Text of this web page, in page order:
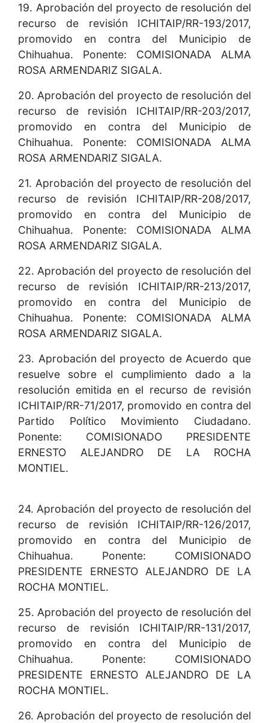
19. Aprobación del proyecto de resolución del
recurso de revisión ICHITAIP/RR-193/2017,
promovido en contra del Municipio de
Chihuahua. Ponente: COMISIONADA ALMA
ROSA ARMENDARIZ SIGALA.
20. Aprobación del proyecto de resolución del
recurso de revisión ICHITAIP/RR-203/2017,
promovido en contra del Municipio de
Chihuahua. Ponente: COMISIONADA ALMA
ROSA ARMENDARIZ SIGALA.
21. Aprobación del proyecto de resolución del
recurso de revisión ICHITAIP/RR-208/2017,
promovido en contra del Municipio de
Chihuahua. Ponente: COMISIONADA ALMA
ROSA ARMENDARIZ SIGALA.
22. Aprobación del proyecto de resolución del
recurso de revisión ICHITAIP/RR-213/2017,
promovido en contra del Municipio de
Chihuahua. Ponente: COMISIONADA ALMA
ROSA ARMENDARIZ SIGALA.
23. Aprobación del proyecto de Acuerdo que
resuelve sobre el cumplimiento dado a la
resolución emitida en el recurso de revisión
ICHITAIP/RR-71/2017, promovido en contra del
Partido Político Movimiento Ciudadano.
Ponente: COMISIONADO PRESIDENTE
ERNESTO ALEJANDRO DE LA ROCHA
MONTIEL.
24. Aprobación del proyecto de resolución del
recurso de revisión ICHITAIP/RR-126/2017,
promovido en contra del Municipio de
Chihuahua. Ponente: COMISIONADO
PRESIDENTE ERNESTO ALEJANDRO DE LA
ROCHA MONTIEL.
25. Aprobación del proyecto de resolución del
recurso de revisión ICHITAIP/RR-131/2017,
promovido en contra del Municipio de
Chihuahua. Ponente: COMISIONADO
PRESIDENTE ERNESTO ALEJANDRO DE LA
ROCHA MONTIEL.
26. Aprobación del proyecto de resolución del